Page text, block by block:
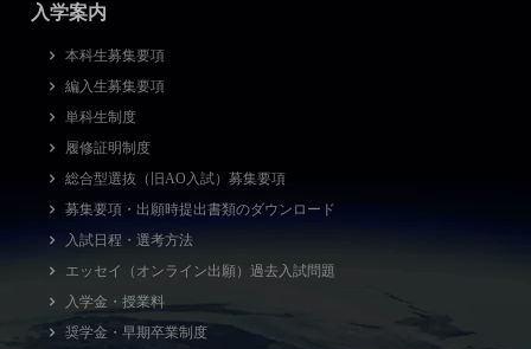
入学案内
本科生募集要項
編入生募集要項
単科生制度
履修証明制度
総合型選抜（旧AO入試）募集要項
募集要項・出願時提出書類のダウンロード
入試日程・選考方法
エッセイ（オンライン出願）過去入試問題
入学金・授業料
奨学金・早期卒業制度